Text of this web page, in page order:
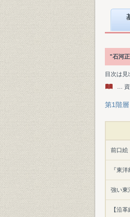
"石河
目次は
… 資
第1階
前口絵
『東
強い東
【沿革